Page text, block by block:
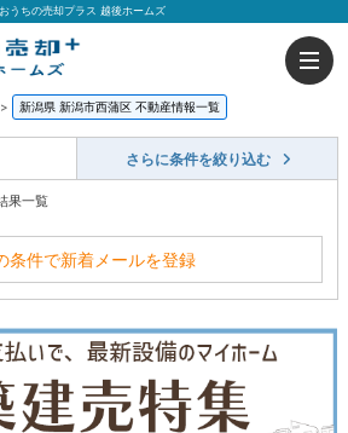
うちの売却プラス 越後ホームズ
> 新潟県 新潟市西蒲区 不動産情報一覧
さらに条件を絞り込む
果一覧
条件で新着メールを登録